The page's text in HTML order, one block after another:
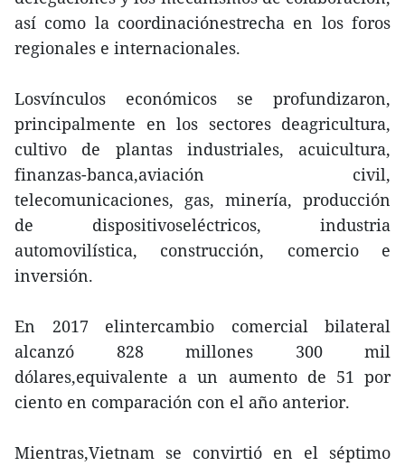
así como la coordinaciónestrecha en los foros
regionales e internacionales.
Losvínculos económicos se profundizaron,
principalmente en los sectores deagricultura,
cultivo de plantas industriales, acuicultura,
finanzas-banca,aviación civil,
telecomunicaciones, gas, minería, producción
de dispositivoseléctricos, industria
automovilística, construcción, comercio e
inversión.
En 2017 elintercambio comercial bilateral
alcanzó 828 millones 300 mil
dólares,equivalente a un aumento de 51 por
ciento en comparación con el año anterior.
Mientras,Vietnam se convirtió en el séptimo